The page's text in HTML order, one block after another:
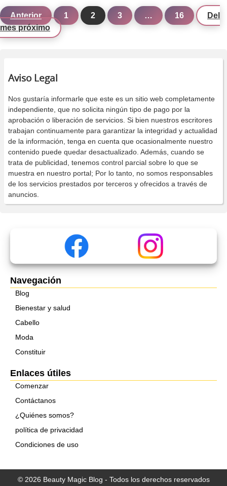
Anterior 1 2 3 … 16
Del
mes próximo
Aviso Legal
Nos gustaría informarle que este es un sitio web completamente
independiente, que no solicita ningún tipo de pago por la
aprobación o liberación de servicios. Si bien nuestros escritores
trabajan continuamente para garantizar la integridad y actualidad
de la información, tenga en cuenta que ocasionalmente nuestro
contenido puede quedar desactualizado. Además, cuando se
trata de publicidad, tenemos control parcial sobre lo que se
muestra en nuestro portal; Por lo tanto, no somos responsables
de los servicios prestados por terceros y ofrecidos a través de
anuncios.
Navegación
Blog
Bienestar y salud
Cabello
Moda
Constituir
Enlaces útiles
Comenzar
Contáctanos
¿Quiénes somos?
política de privacidad
Condiciones de uso
© 2026 Beauty Magic Blog - Todos los derechos reservados